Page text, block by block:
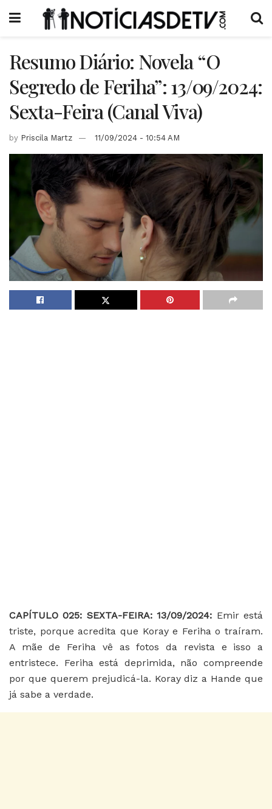
Resumo Diário: Novela “O
Segredo de Feriha”: 13/09/2024:
Sexta-Feira (Canal Viva)
by Priscila Martz 11/09/2024 - 10:54 AM
CAPÍTULO 025: SEXTA-FEIRA: 13/09/2024: Emir está
triste, porque acredita que Koray e Feriha o traíram.
A mãe de Feriha vê as fotos da revista e isso a
entristece. Feriha está deprimida, não compreende
por que querem prejudicá-la. Koray diz a Hande que
já sabe a verdade.